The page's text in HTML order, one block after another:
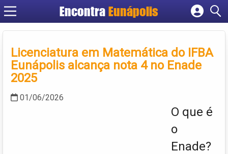
EncontraEunápolis
Cadastrar empresa
Criar conta
Licenciatura em Matemática do IFBA
Eunápolis alcança nota 4 no Enade
2025
01/06/2026
O que é
o
Enade?